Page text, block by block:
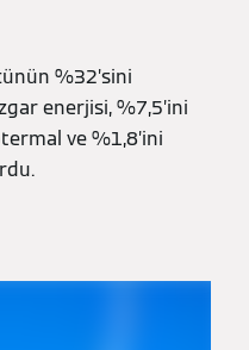
%32’sini
enerjisi, %7,5’ini
ve %1,8’ini